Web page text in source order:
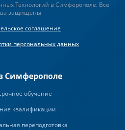
Технологий в Симферополе. Все
защищены
соглашение
персональных данных
Симферополе
обучение
квалификации
переподготовка